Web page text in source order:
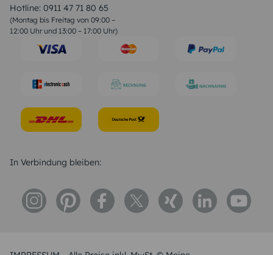
Hotline: 0911 47 71 80 65
(Montag bis Freitag von 09:00 –
12:00 Uhr und 13:00 – 17:00 Uhr)
Liebessprüche
Geburtstagssprüche
Trauersprüche
Konfirmation Glückwünsche
In Verbindung bleiben: